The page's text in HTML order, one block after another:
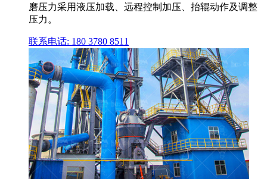
磨压力采用液压加载、远程控制加压、抬辊动作及调整
压力。
联系电话: 180 3780 8511